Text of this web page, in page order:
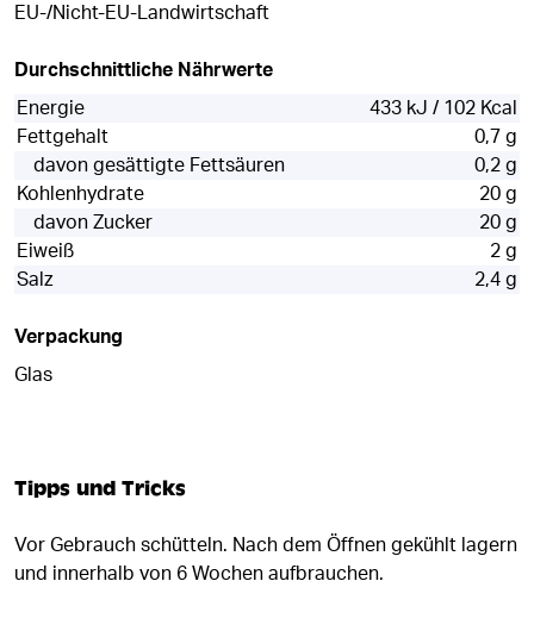
EU-/Nicht-EU-Landwirtschaft
Durchschnittliche Nährwerte
Energie
433 kJ / 102 Kcal
Fettgehalt
0,7 g
davon gesättigte Fettsäuren
0,2 g
Kohlenhydrate
20 g
davon Zucker
20 g
Eiweiß
2 g
Salz
2,4 g
Verpackung
Glas
Tipps und Tricks
Vor Gebrauch schütteln. Nach dem Öffnen gekühlt lagern
und innerhalb von 6 Wochen aufbrauchen.